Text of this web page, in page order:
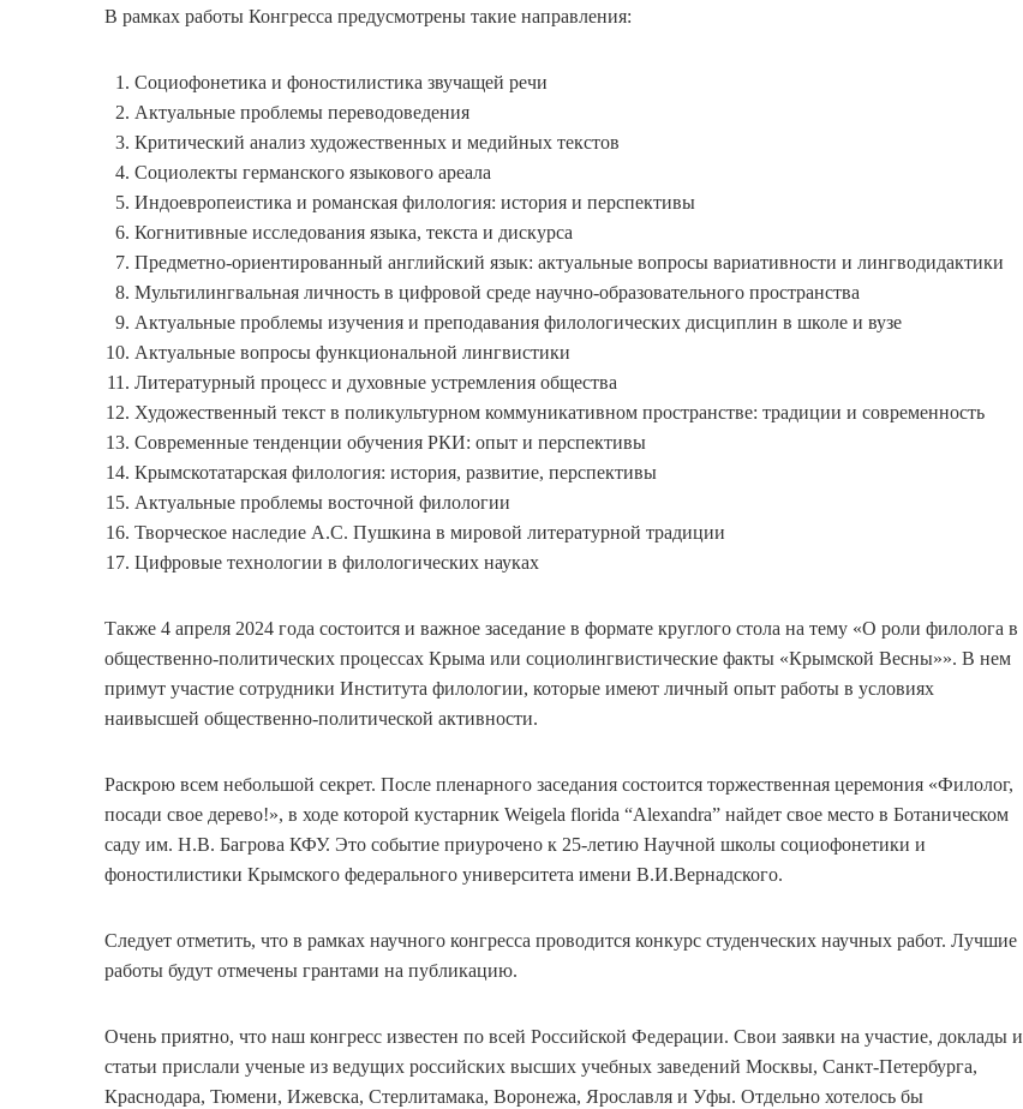
В рамках работы Конгресса предусмотрены такие направления:
Социофонетика и фоностилистика звучащей речи
Актуальные проблемы переводоведения
Критический анализ художественных и медийных текстов
Социолекты германского языкового ареала
Индоевропеистика и романская филология: история и перспективы
Когнитивные исследования языка, текста и дискурса
Предметно-ориентированный английский язык: актуальные вопросы вариативности и лингводидактики
Мультилингвальная личность в цифровой среде научно-образовательного пространства
Актуальные проблемы изучения и преподавания филологических дисциплин в школе и вузе
Актуальные вопросы функциональной лингвистики
Литературный процесс и духовные устремления общества
Художественный текст в поликультурном коммуникативном пространстве: традиции и современность
Современные тенденции обучения РКИ: опыт и перспективы
Крымскотатарская филология: история, развитие, перспективы
Актуальные проблемы восточной филологии
Творческое наследие А.С. Пушкина в мировой литературной традиции
Цифровые технологии в филологических науках
Также 4 апреля 2024 года состоится и важное заседание в формате круглого стола на тему «О роли филолога в
общественно-политических процессах Крыма или социолингвистические факты «Крымской Весны»». В нем
примут участие сотрудники Института филологии, которые имеют личный опыт работы в условиях
наивысшей общественно-политической активности.
Раскрою всем небольшой секрет. После пленарного заседания состоится торжественная церемония «Филолог,
посади свое дерево!», в ходе которой кустарник Weigela florida “Alexandra” найдет свое место в Ботаническом
саду им. Н.В. Багрова КФУ. Это событие приурочено к 25-летию Научной школы социофонетики и
фоностилистики Крымского федерального университета имени В.И.Вернадского.
Следует отметить, что в рамках научного конгресса проводится конкурс студенческих научных работ. Лучшие
работы будут отмечены грантами на публикацию.
Очень приятно, что наш конгресс известен по всей Российской Федерации. Свои заявки на участие, доклады и
статьи прислали ученые из ведущих российских высших учебных заведений Москвы, Санкт-Петербурга,
Краснодара, Тюмени, Ижевска, Стерлитамака, Воронежа, Ярославля и Уфы. Отдельно хотелось бы